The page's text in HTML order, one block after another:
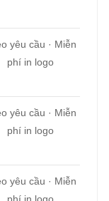
yêu cầu · Miễn
phí in logo
yêu cầu · Miễn
phí in logo
yêu cầu · Miễn